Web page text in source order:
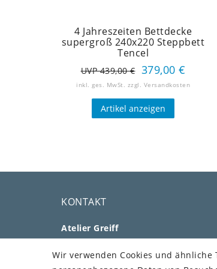
4 Jahreszeiten Bettdecke
supergroß 240x220 Steppbett
Tencel
UVP 439,00 € 379,00 €
inkl. ges. MwSt. zzgl. Versandkosten
Artikel anzeigen
KONTAKT
Atelier Greiff
91207 Lauf
Wir verwenden Cookies und